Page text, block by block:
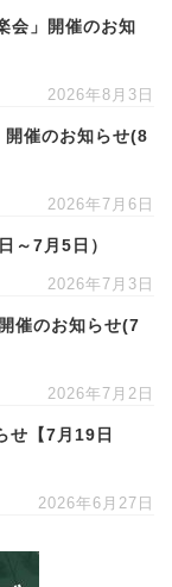
会」開催のお知
2026年8月3日
開催のお知らせ(8
2026年7月6日
～7月5日）
2026年7月3日
催のお知らせ(7
2026年7月2日
せ【7月19日
2026年6月27日